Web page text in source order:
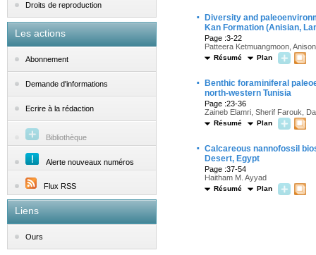
Droits de reproduction
Les actions
Abonnement
Demande d'informations
Ecrire à la rédaction
Bibliothèque
Alerte nouveaux numéros
Flux RSS
Liens
Ours
·
Diversity and
Kan Formation (Anisian,
Page :3-22
Patteera Ketmuangmoon,
Résumé Plan
·
Benthic foraminiferal
north-western Tunisia
Page :23-36
Zaineb Elamri, Sherif Farouk,
Résumé Plan
· Calcareous nannofossil
Desert, Egypt
Page :37-54
Haitham M. Ayyad
Résumé Plan